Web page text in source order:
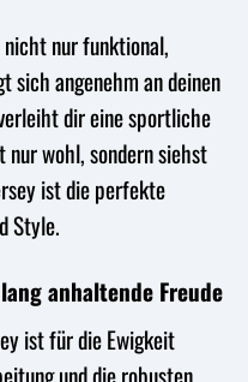
nur funktional,
sich angenehm an deinen
dir eine sportliche
wohl, sondern siehst
ist die perfekte
Style.
anhaltende Freude
ist für die Ewigkeit